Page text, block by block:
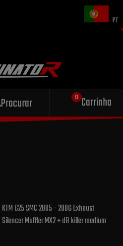
PT
Procurar Carrinho
Escape esportivo
para sua motocicleta
KTM 625 SMC 2005 - 2006 Exhaust
Silencer Muffler MX2 + dB killer medium